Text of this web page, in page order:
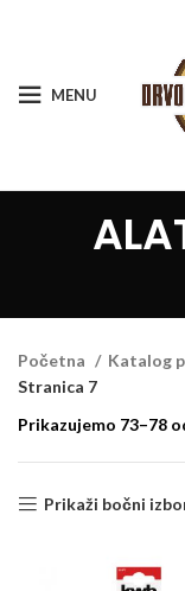
MENU
Početna Katalog
Stranica 7
Prikazujemo 73–78
Prikaži bočni